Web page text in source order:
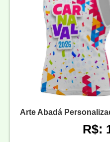
Arte Abadá
R$: